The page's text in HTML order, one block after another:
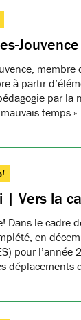
Jouvence
à partir
par
temps
| Vers la
Dans le cadre
en
pour
déplacements